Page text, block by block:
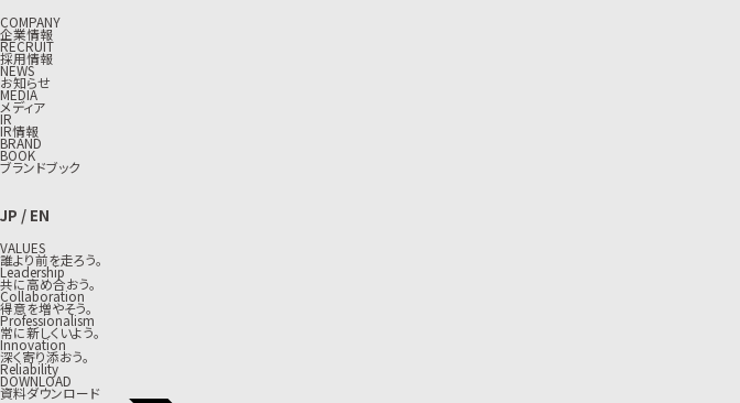
COMPANY
企業情報
RECRUIT
採用情報
NEWS
お知らせ
MEDIA
メディア
IR
IR情報
BRAND
BOOK
ブランドブック
JP / EN
VALUES
誰より前を走ろう。
Leadership
共に高め合おう。
Collaboration
得意を増やそう。
Professionalism
常に新しくいよう。
Innovation
深く寄り添おう。
Reliability
DOWNLOAD
資料ダウンロード